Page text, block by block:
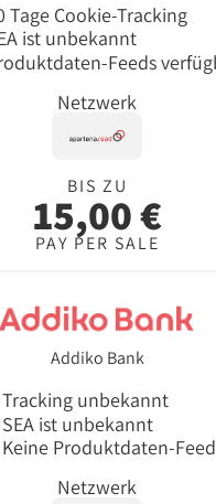
Tage Cookie-Tracking
ist unbekannt
Feeds
Netzwerk
BIS ZU
15,00 €
PAY PER SALE
Addiko Bank
Tracking unbekannt
SEA ist unbekannt
Keine Produktdaten-
Netzwerk